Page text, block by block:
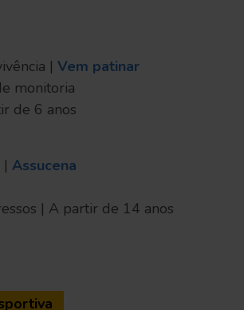
| Vem patinar
monitoria
de 6 anos
Assucena
| A partir de 14 anos